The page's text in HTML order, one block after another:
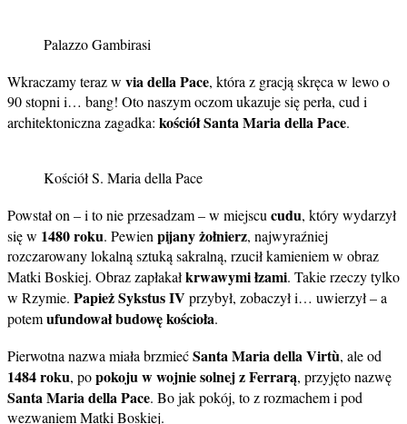
Palazzo Gambirasi
Wkraczamy teraz w via della Pace, która z gracją skręca w lewo o
90 stopni i… bang! Oto naszym oczom ukazuje się perła, cud i
architektoniczna zagadka: kościół Santa Maria della Pace.
Kościół S. Maria della Pace
Powstał on – i to nie przesadzam – w miejscucudu, który wydarzył
się w 1480 roku. Pewienpijany żołnierz, najwyraźniej
rozczarowany lokalną sztuką sakralną, rzucił kamieniem w obraz
Matki Boskiej. Obraz zapłakałkrwawymi łzami. Takie rzeczy tylko
w Rzymie. Papież Sykstus IVprzybył, zobaczył i… uwierzył – a
potemufundował budowę kościoła.
Pierwotna nazwa miała brzmiećSanta Maria della Virtù, ale od
1484 roku, popokoju w wojnie solnej z Ferrarą, przyjęto nazwę
Santa Maria della Pace. Bo jak pokój, to z rozmachem i pod
wezwaniem Matki Boskiej.